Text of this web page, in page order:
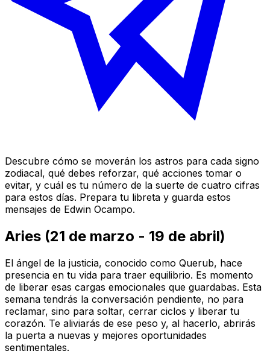
Descubre cómo se moverán los astros para cada signo
zodiacal, qué debes reforzar, qué acciones tomar o
evitar, y cuál es tu número de la suerte de cuatro cifras
para estos días. Prepara tu libreta y guarda estos
mensajes de Edwin Ocampo.
Aries (21 de marzo - 19 de abril)
El ángel de la justicia, conocido como Querub, hace
presencia en tu vida para traer equilibrio. Es momento
de liberar esas cargas emocionales que guardabas. Esta
semana tendrás la conversación pendiente, no para
reclamar, sino para soltar, cerrar ciclos y liberar tu
corazón. Te aliviarás de ese peso y, al hacerlo, abrirás
la puerta a nuevas y mejores oportunidades
sentimentales.